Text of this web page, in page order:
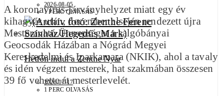
2026-08-05
1 PERC OLVASÁS
Hétfőn indul a Zenthe Nyár
2026-07-17
1 PERC OLVASÁS
A koronavírus-járványhelyzet miatt egy év
kihagyás után, december elsején rendezett újra
Mesteravató Ünnepséget a salgóbányai
Geocsodák Házában a Nógrád Megyei
Kereskedelmi és Iparkamara (NKIK), ahol a tavaly
és idén végzett mesterek, hat szakmában összesen
39 fő vehette át mesterlevelét.